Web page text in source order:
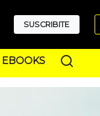
SUSCRIBITE
EBOOKS